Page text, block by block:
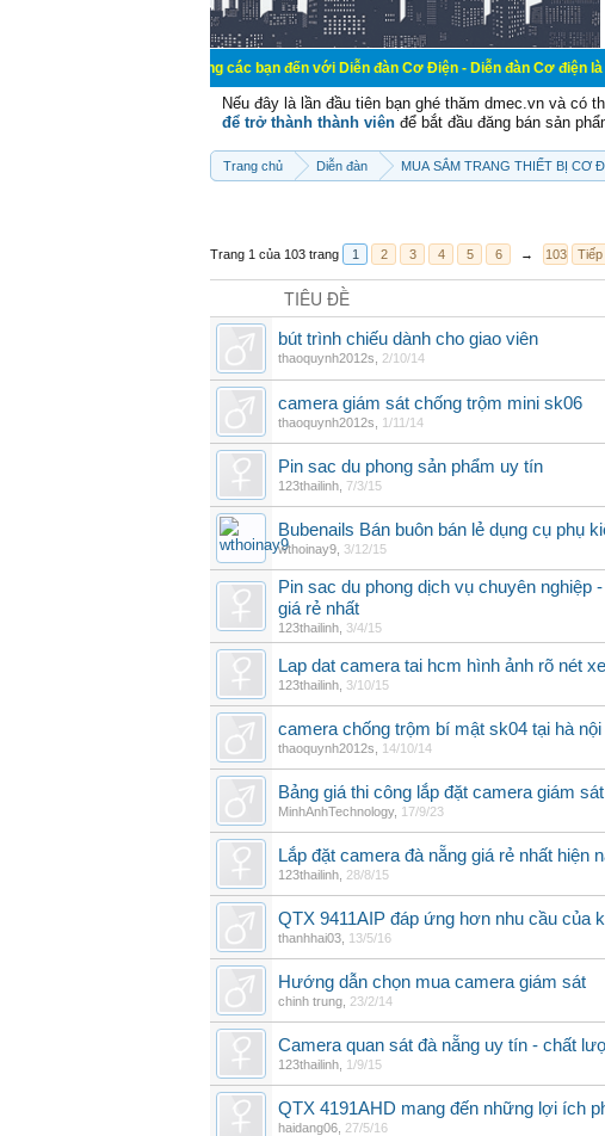
Chào mừng các bạn đến với Diễn đàn Cơ Điện - Diễn đàn Cơ điện là nơi chia
Nếu đây là lần đầu tiên bạn ghé thăm dmec.vn và có
để trở thành thành viên để bắt đầu đăng bán sản
Trang chủ Diễn đàn MUA SẮM TRANG THIẾT BỊ CƠ
Trang 1 của 103 trang 1 2 3 4 5 6 → 103 Tiếp
TIÊU ĐỀ
bút trình chiếu dành cho giao viên
thaoquynh2012s 2/10/14
camera giám sát chống trộm mini sk06
thaoquynh2012s 1/11/14
Pin sac du phong sản phẩm uy tín
123thailinh 7/3/15
Bubenails Bán buôn bán lẻ dụng cụ phụ
wthoinay9 3/12/15
Pin sac du phong dịch vụ chuyên nghiệp
giá rẻ nhất
123thailinh 3/4/15
Lap dat camera tai hcm hình ảnh rõ nét
123thailinh 3/10/15
camera chống trộm bí mật sk04 tại hà nội
thaoquynh2012s 14/10/14
Bảng giá thi công lắp đặt camera giám
MinhAnhTechnology, 17/9/23
Lắp đặt camera đà nẵng giá rẻ nhất hiện
123thailinh 28/8/15
QTX 9411AIP đáp ứng hơn nhu cầu của
thanhhai03 13/5/16
Hướng dẫn chọn mua camera giám sát
chinh trung 23/2/14
Camera quan sát đà nẵng uy tín - chất
123thailinh 1/9/15
QTX 4191AHD mang đến những lợi ích
haidang06 27/5/16